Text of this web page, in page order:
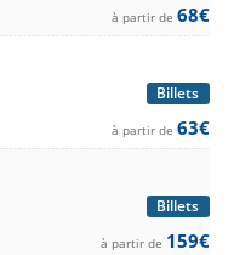
à partir de 68€
Billets
à partir de 63€
Billets
à partir de 159€